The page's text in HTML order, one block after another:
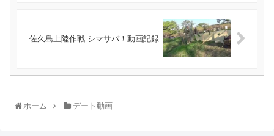
佐久島上陸作戦 シマサバ！動画記録
ホーム デート動画